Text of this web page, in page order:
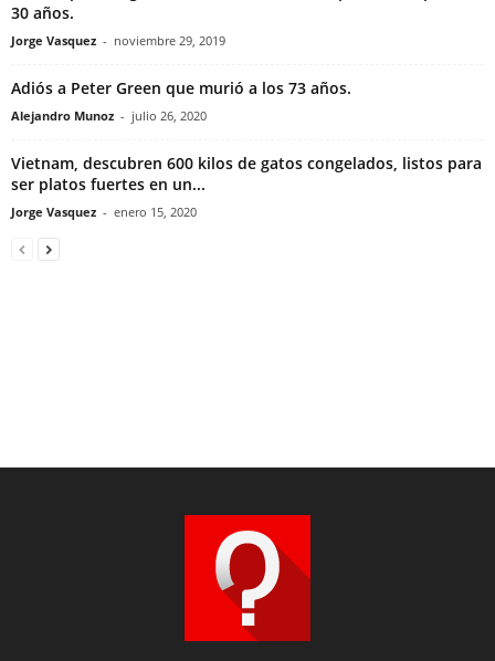
30 años.
Jorge Vasquez - noviembre 29, 2019
Adiós a Peter Green que murió a los 73 años.
Alejandro Munoz - julio 26, 2020
Vietnam, descubren 600 kilos de gatos congelados, listos para
ser platos fuertes en un...
Jorge Vasquez - enero 15, 2020